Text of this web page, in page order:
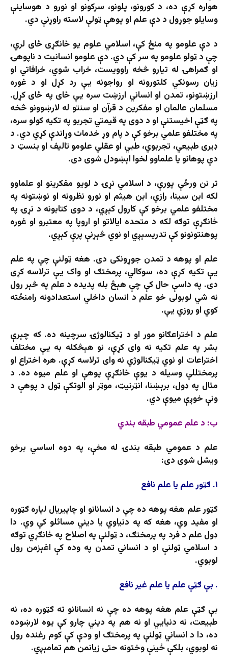
هواره کړې ده، د کورونو، پلونو، سړکونو او نورو د هوساینې
وسایلو جوړول د دې علم او پوهې ټولې لاسته راوړنې دي.
د دې علومو په منځ کې، اسلامي علوم یو ځانګړی ځای لري،
چې د ټولو علومو په سر کې دي. دې علومو انسانیت د ناپوهۍ
او ګمراهۍ له تیارو څخه راوویست، خراب شوي، خرافاتي او
زیان رسونکي کلتورونه او رواجونه یې رد کړل او د غوره
ارزښتونو، تمدن او انساني ارزښت سره یې ځای په ځای کړل.
مسلمان عالمان او مفکرین د قرآن او سنتو له لارښوونو څخه
په ګټې اخیستنې او د دوی په قیمتي تجربو په تکیه کولو سره،
په مختلفو علمي برخو کې د پام وړ خدمات وړاندې کړي دي. د
ډیری طبیعي، تجربوي، طبي او عقلي علومو تالیف او بنسټ د
دې پوهانو یا علماوو لخوا اېښودل شوی دی.
تر نن ورځې پورې، د اسلامي نړۍ د لویو مفکرینو او علماوو
لکه ابن سینا، رازي، ابن هیثم او نورو نظرونه او نوښتونه په
مختلفو علمي برخو کې کارول کېږي، د دوی کتابونه د نړۍ په
ځانګړې توګه لکه د متحده ایالاتو او اروپا په معتبرو او غوره
پوهنتونونو کې تدریسېږي او نوي څېړنې پرې کېږي.
علم او پوهه د تمدن جوړونکی دی. هغه ټولنې چې په علم
یې تکیه کړې ده، سوکالي، پرمختګ او واک یې ترلاسه کړی
دی. په داسې حال کې چې هېڅ بله پدیده د علم په څېر رول
نه شي لوبولی خو علم د انسان داخلي استعدادونه رامنځته
کوي او روزي یې.
علم د اختراعګانو مور او د ټیکنالوژۍ سرچینه ده. که چېرې
بشر په علم تکیه نه وای کړې، نو هېڅکله به یې مختلف
اختراعات او نوي ټیکنالوژي نه وای ترلاسه کړې. هره اختراع او
پرمختللې وسیله د یوې ځانګړې پوهې او علم میوه ده. د
مثال په ډول، برېښنا، انټرنیټ، موټر او الوتکې ټول د پوهې د
ونې خوږې میوې دي.
ب: د علم عمومي طبقه بندي
علم د عمومي طبقه بندۍ له مخې، په دوه اساسي برخو
ویشل شوی دی:
۱. ګټور علم یا علم نافع
ګټور علم هغه پوهه ده چې د انسانانو او چاپیریال لپاره ګټوره
او مفید وي، هغه که په دنیاوي یا دیني مسائلو کې وي. دا
ډول علم د فرد په پرمختګ، د ټولنې په اصلاح په ځانګړي توګه
د اسلامي ټولنې او د انساني تمدن په وده کې اغېزمن رول
لوبوي.
. بې ګټې علم یا علم غیر نافع
بې ګټې علم هغه پوهه ده چې نه انسانانو ته ګټوره ده، نه
طبیعت، نه دنیایي او نه هم په دیني چارو کې یوه لارښوده
ده، دا د انساني ټولنې په پرمختګ او ودې کې کوم رغنده رول
نه لوبوي، بلکې ځینې وختونه حتی زیانمن هم تمامېږي.